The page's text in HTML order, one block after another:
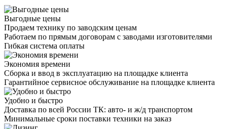
Выгодные цены
Продаем технику по заводским ценам
Работаем по прямым договорам с заводами изготовителями
Гибкая система оплаты
Экономия времени
Сборка и ввод в эксплуатацию на площадке клиента
Гарантийное сервисное обслуживание на площадке клиента
Удобно и быстро
Доставка по всей России ТК: авто- и ж/д транспортом
Минимальные сроки поставки техники на заказ